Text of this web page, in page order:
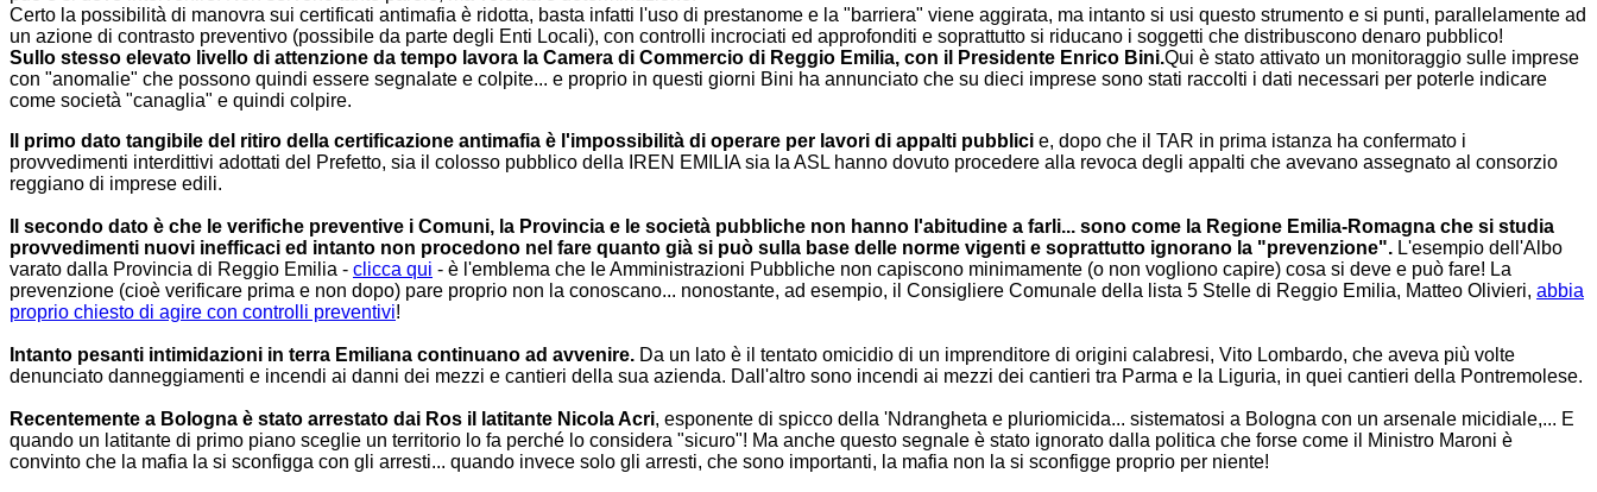
Certo la possibilità di manovra sui certificati antimafia è ridotta, basta infatti l'uso di prestanome e la "barriera" viene aggirata, ma intanto si usi questo strumento e si punti, parallelamente ad
un azione di contrasto preventivo (possibile da parte degli Enti Locali), con controlli incrociati ed approfonditi e soprattutto si riducano i soggetti che distribuscono denaro pubblico!
Sullo stesso elevato livello di attenzione da tempo lavora la Camera di Commercio di Reggio Emilia, con il Presidente Enrico Bini.Qui è stato attivato un monitoraggio sulle imprese
con "anomalie" che possono quindi essere segnalate e colpite... e proprio in questi giorni Bini ha annunciato che su dieci imprese sono stati raccolti i dati necessari per poterle indicare
come società "canaglia" e quindi colpire.
Il primo dato tangibile del ritiro della certificazione antimafia è l'impossibilità di operare per lavori di appalti pubblici e, dopo che il TAR in prima istanza ha confermato i
provvedimenti interdittivi adottati del Prefetto, sia il colosso pubblico della IREN EMILIA sia la ASL hanno dovuto procedere alla revoca degli appalti che avevano assegnato al consorzio
reggiano di imprese edili.
Il secondo dato è che le verifiche preventive i Comuni, la Provincia e le società pubbliche non hanno l'abitudine a farli... sono come la Regione Emilia-Romagna che si studia
provvedimenti nuovi inefficaci ed intanto non procedono nel fare quanto già si può sulla base delle norme vigenti e soprattutto ignorano la "prevenzione". L'esempio dell'Albo
varato dalla Provincia di Reggio Emilia - clicca qui - è l'emblema che le Amministrazioni Pubbliche non capiscono minimamente (o non vogliono capire) cosa si deve e può fare! La
prevenzione (cioè verificare prima e non dopo) pare proprio non la conoscano... nonostante, ad esempio, il Consigliere Comunale della lista 5 Stelle di Reggio Emilia, Matteo Olivieri, abbia
proprio chiesto di agire con controlli preventivi!
Intanto pesanti intimidazioni in terra Emiliana continuano ad avvenire. Da un lato è il tentato omicidio di un imprenditore di origini calabresi, Vito Lombardo, che aveva più volte
denunciato danneggiamenti e incendi ai danni dei mezzi e cantieri della sua azienda. Dall'altro sono incendi ai mezzi dei cantieri tra Parma e la Liguria, in quei cantieri della Pontremolese.
Recentemente a Bologna è stato arrestato dai Ros il latitante Nicola Acri, esponente di spicco della 'Ndrangheta e pluriomicida... sistematosi a Bologna con un arsenale micidiale,... E
quando un latitante di primo piano sceglie un territorio lo fa perché lo considera "sicuro"! Ma anche questo segnale è stato ignorato dalla politica che forse come il Ministro Maroni è
convinto che la mafia la si sconfigga con gli arresti... quando invece solo gli arresti, che sono importanti, la mafia non la si sconfigge proprio per niente!